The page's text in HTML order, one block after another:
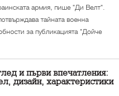
армия, пише "Ди Велт".
тайната военна
за публикацията "Дойче
и първи впечатления:
дизайн, характеристики